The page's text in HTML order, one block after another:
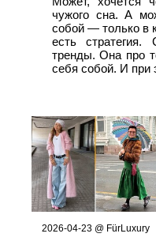
чужого сна. А
собой — только в
есть
тренды. Она про
себя собой. И при
2026-04-23 @ FürLuxury